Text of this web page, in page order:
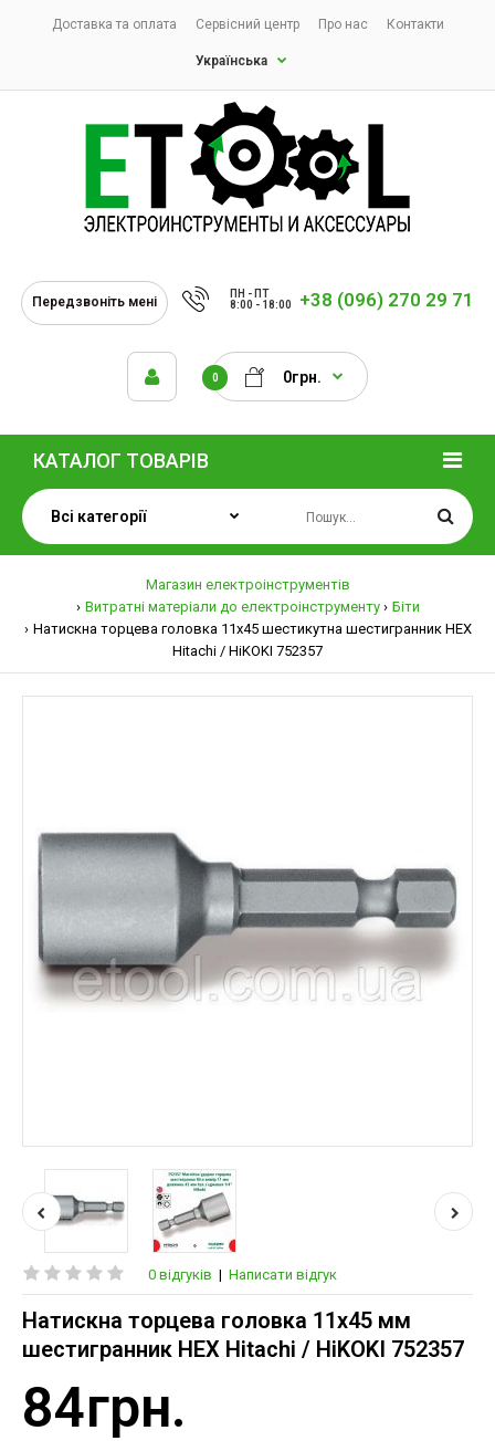
Доставка та оплата Сервісний центр Про нас Контакти
Українська
Передзвоніть мені
ПН - ПТ
8:00 - 18:00
+38 (096) 270 29 71
0 0грн.
КАТАЛОГ ТОВАРІВ
Магазин електроінструментів
Витратні матеріали до електроінструменту
Біти
Натискна торцева головка 11х45 шестикутна шестигранник HEX
Hitachi / HiKOKI 752357
0 відгуків | Написати відгук
Натискна торцева головка 11х45 мм
шестигранник HEX Hitachi / HiKOKI 752357
84грн.